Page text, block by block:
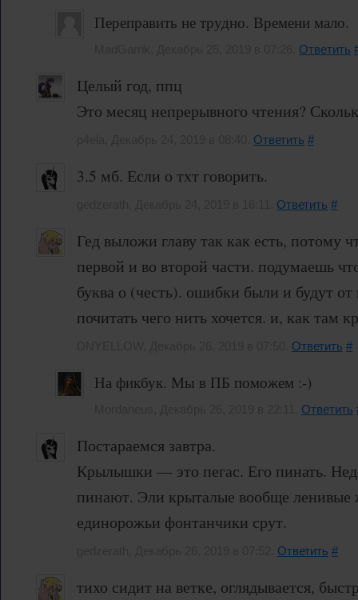
Переправить не трудно. Времени мало.
Ответить
Целый год, ппц
Это месяц непрерывного чтения?
Ответить #
3.5 мб. Если о тхт говорить.
Ответить #
Гед выложи главу так как есть, потому
первой и во второй части. подумаешь
буква о (честь). ошибки были и будут от
почитать чего нить хочется. и, как там
Ответить #
На фикбук. Мы в ПБ поможем :-)
Ответить
Постараемся завтра.
Крылышки — это пегас. Его пинать.
пинают. Эли крыталые вообще
единорожьи фонтанчики срут.
Ответить #
тихо сидит на ветке, оглядывается,